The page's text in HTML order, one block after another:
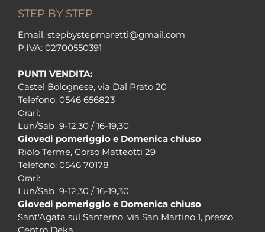
STEP BY STEP
Email: stepbystepmaretti@gmail.com
P.IVA: 02700550391
PUNTI VENDITA:
Castel Bolognese, via Dal Prato 20
Telefono: 0546 656823
Orari:
Lun/Sab 9-12,30 / 16-19,30
Giovedi pomeriggio e Domenica chiuso
Riolo Terme, Corso Matteotti 29
Telefono: 0546 70178
Orari:
Lun/Sab 9-12,30 / 16-19,30
Giovedi pomeriggio e Domenica chiuso
Sant'Agata sul Santerno, via San Martino 1, presso